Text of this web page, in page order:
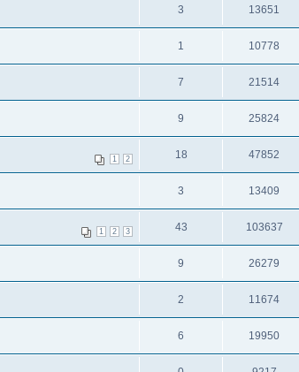
3 13651
1 10778
7 21514
9 25824
1 2 18 47852
3 13409
1 2 3 43 103637
9 26279
2 11674
6 19950